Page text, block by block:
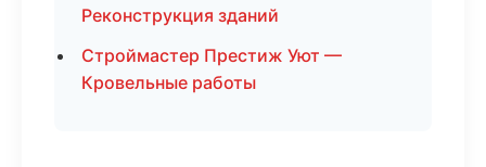
Реконструкция зданий
Строймастер Престиж Уют —
Кровельные работы